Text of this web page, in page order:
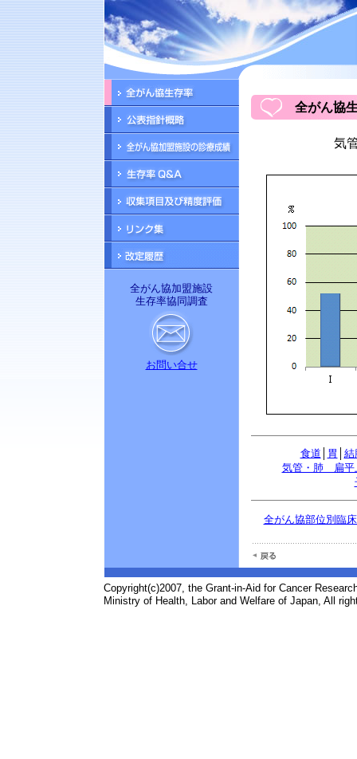
全がん協加盟施設
生存率協同調査
お問い合せ
全がん協
気
食道 胃
結
気管・肺 扁平
全がん協部位別臨
Copyright(c)2007, the Grant-in-Aid for Cancer
Ministry of Health, Labor and Welfare of Japan, All